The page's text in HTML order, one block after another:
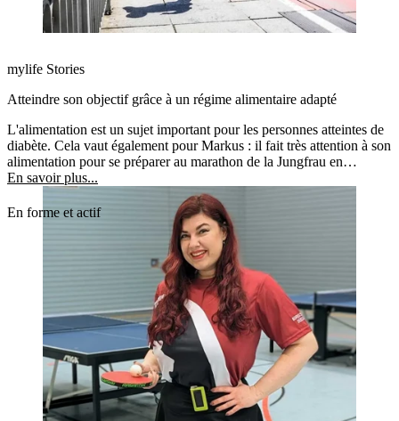
mylife Stories
Atteindre son objectif grâce à un régime alimentaire adapté
L'alimentation est un sujet important pour les personnes atteintes de
diabète. Cela vaut également pour Markus : il fait très attention à son
alimentation pour se préparer au marathon de la Jungfrau en
septembre.
En savoir plus...
En forme et actif